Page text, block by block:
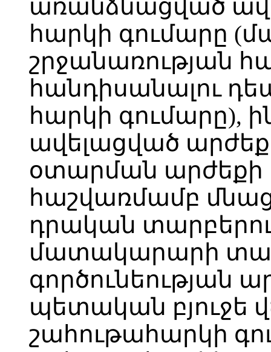
առանձնացված
հարկի գումարը
շրջանառության
հանդիսանալու
հարկի գումարը),
ավելացված
օտարման արժեքի
հաշվառմամբ
դրական
մատակարարի
գործունեության
պետական բյուջե
շահութահարկի